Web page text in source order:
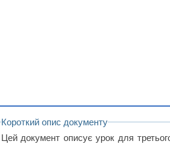
Короткий опис документу
Цей документ описує урок для